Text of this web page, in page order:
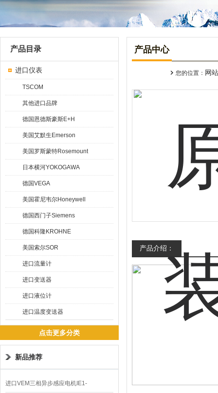
产品目录
进口仪表
TSCOM
其他进口品牌
德国恩德斯豪斯E+H
美国艾默生Emerson
美国罗斯蒙特Rosemount
日本横河YOKOGAWA
德国VEGA
美国霍尼韦尔Honeywell
德国西门子Siemens
德国科隆KROHNE
美国索尔SOR
进口流量计
进口变送器
进口液位计
进口温度变送器
点击更多分类
新品推荐
进口VEM三相异步感应电机IE1-
产品中心
您的位置： 网
产品介绍：